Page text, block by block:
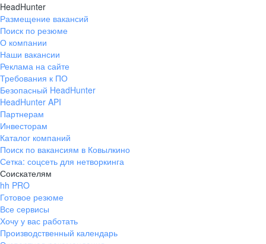
HeadHunter
Размещение вакансий
Поиск по резюме
О компании
Наши вакансии
Реклама на сайте
Требования к ПО
Безопасный HeadHunter
HeadHunter API
Партнерам
Инвесторам
Каталог компаний
Поиск по вакансиям в Ковылкино
Сетка: соцсеть для нетворкинга
Соискателям
hh PRO
Готовое резюме
Все сервисы
Хочу у вас работать
Производственный календарь